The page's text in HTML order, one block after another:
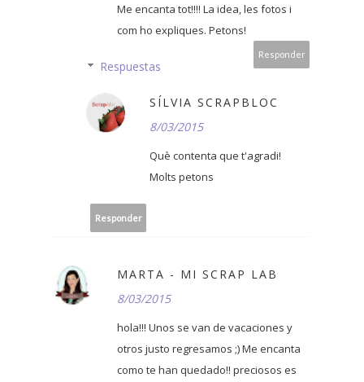
Me encanta tot!!!! La idea, les fotos i
com ho expliques. Petons!
Responder
Respuestas
SÍLVIA SCRAPBLOC
8/03/2015
Què contenta que t'agradi!
Molts petons
Responder
MARTA - MI SCRAP LAB
8/03/2015
hola!!! Unos se van de vacaciones y
otros justo regresamos ;) Me encanta
como te han quedado!! preciosos es